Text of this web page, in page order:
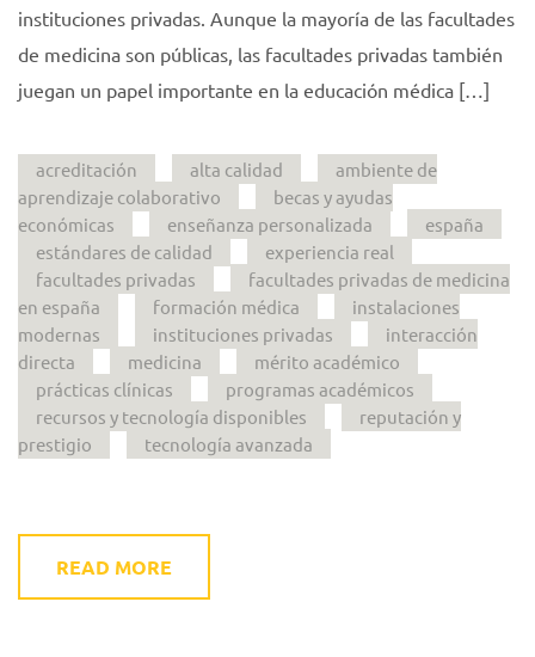
instituciones privadas. Aunque la mayoría de las facultades
de medicina son públicas, las facultades privadas también
juegan un papel importante en la educación médica […]
acreditación alta calidad
ambiente de
aprendizaje colaborativo
becas y ayudas
económicas
enseñanza personalizada
españa
estándares de calidad
experiencia real
facultades privadas
facultades privadas de medicina
en españa
formación médica
instalaciones
modernas
instituciones privadas
interacción
directa
medicina
mérito académico
prácticas clínicas
programas académicos
recursos y tecnología disponibles
reputación y
prestigio
tecnología avanzada
READ MORE